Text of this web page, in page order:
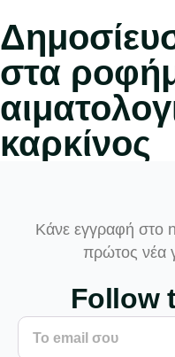
στα
καρκίνος
Κάνε εγγραφή στο
πρώτος νέα
Follow